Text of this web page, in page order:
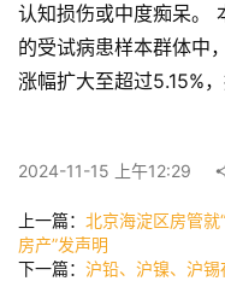
首
页
快
讯
认知损伤或中度痴呆。
的受试病患样本群体中
涨幅扩大至超过5.15%
2024-11-15 上午12:29
上一篇： 北京海淀区房管
房产”发声明
下一篇： 沪铅、沪镍、沪锡